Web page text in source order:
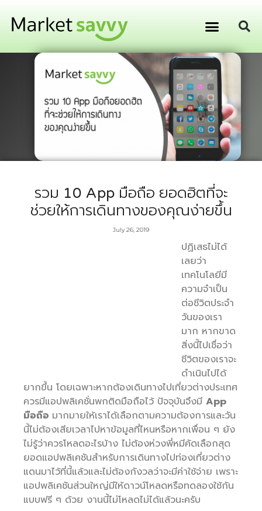
รวม 10 App มือถือ ยอดฮิตที่จะ
ช่วยให้การเดินทางของคุณง่ายขึ้น
July 26, 2019
ปฏิเสธไม่ได้
เลยว่า
เทคโนโลยีมี
ความจำเป็น
ต่อชีวิตประจำ
วันของเรา
มาก หากขาด
สิ่งนี้ไปเชื่อว่า
ชีวิตของเราจะ
ดำเนินไปได้
ยากขึ้น โดยเฉพาะหากต้องเดินทางไปเที่ยวต่างประเทศ
ควรมีแอปพลิเคชั่นพกติดมือถือไว้ ปัจจุบันจึงมี App
มือถือ มากมายให้เราได้เลือกตามความต้องการและวัน
นี้ไม่ต้องเสียเวลาไปหาข้อมูลที่ไหนหรือหากเพื่อน ๆ ยัง
ไม่รู้ว่าควรโหลดอะไรบ้าง ไม่ต้องห่วงพี่หมีคัดเลือกสุด
ยอดแอปพลิเคชันสำหรับการเดินทางไปท่องเที่ยวต่าง
แดนมาไว้ที่นี้แล้วและไม่ต้องกังวลว่าจะมีค่าใช้จ่าย เพราะ
แอปพลิเคชันส่วนใหญ่มีให้ดาวน์โหลดหรือทดลองใช้กัน
แบบฟรี ๆ ด้วย งานนี้ไม่โหลดไม่ได้แล้วนะครับ